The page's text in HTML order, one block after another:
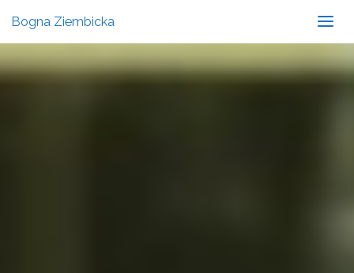
Bogna Ziembicka